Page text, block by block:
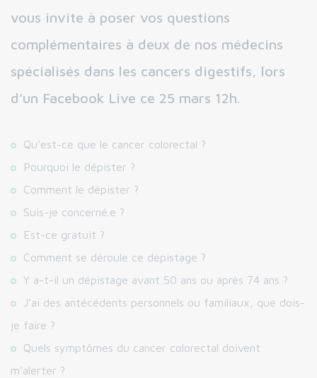
vous invite à poser vos questions
complémentaires à deux de nos médecins
spécialisés dans les cancers digestifs, lors
d’un Facebook Live ce 25 mars 12h.
Qu’est-ce que le cancer colorectal ?
Pourquoi le dépister ?
Comment le dépister ?
Suis-je concerné.e ?
Est-ce gratuit ?
Comment se déroule ce dépistage ?
Y a-t-il un dépistage avant 50 ans ou après 74 ans ?
J’ai des antécédents personnels ou familiaux, que dois-
je faire ?
Quels symptômes du cancer colorectal doivent
m’alerter ?